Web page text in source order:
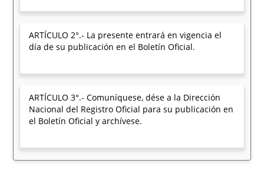
ARTÍCULO 2°.- La presente entrará en vigencia el
día de su publicación en el Boletín Oficial.
ARTÍCULO 3°.- Comuníquese, dése a la Dirección
Nacional del Registro Oficial para su publicación en
el Boletín Oficial y archívese.